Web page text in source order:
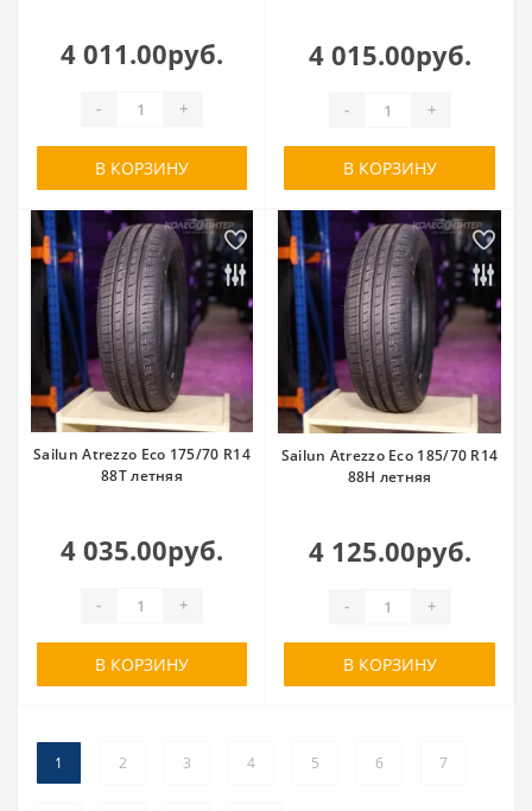
4 011.00руб.
- +
В КОРЗИНУ
4 015.00руб.
- +
В КОРЗИНУ
Sailun Atrezzo Eco 175/70 R14
88T летняя
4 035.00руб.
- +
В КОРЗИНУ
Sailun Atrezzo Eco 185/70 R14
88H летняя
4 125.00руб.
- +
В КОРЗИНУ
1 2 3 4 5 6 7